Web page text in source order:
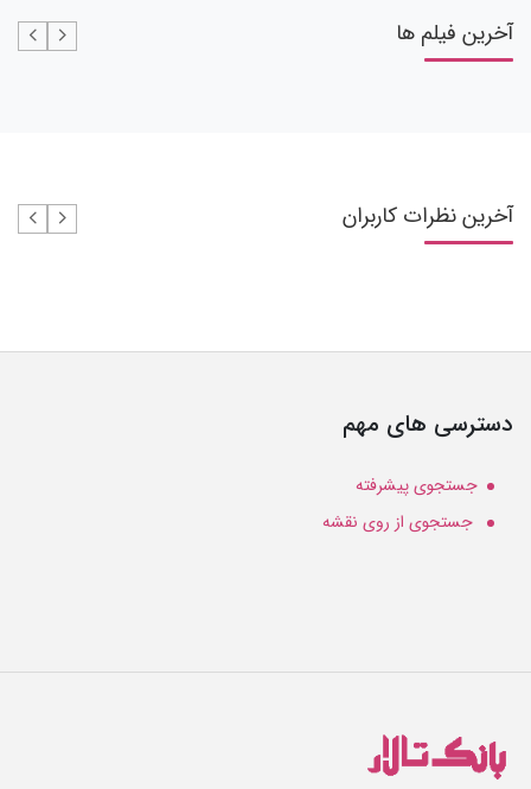
آخرین فیلم ها
آخرین نظرات کاربران
دسترسی های مهم
جستجوی پیشرفته
جستجوی از روی نقشه